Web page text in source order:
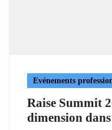
Evénements
Raise Summit
dimension